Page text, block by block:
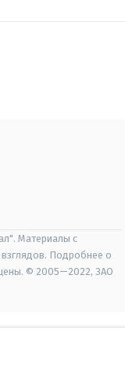
Материалы с
Подробнее о
© 2005—2022, ЗАО